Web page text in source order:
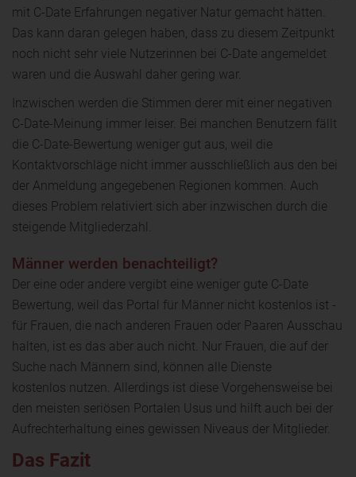
mit C-Date Erfahrungen negativer Natur gemacht hätten.
Das kann daran gelegen haben, dass zu diesem Zeitpunkt
noch nicht sehr viele Nutzerinnen bei C-Date angemeldet
waren und die Auswahl daher gering war.
Inzwischen werden die Stimmen derer mit einer negativen
C-Date-Meinung immer leiser. Bei manchen Benutzern fällt
die C-Date-Bewertung weniger gut aus, weil die
Kontaktvorschläge nicht immer ausschließlich aus den bei
der Anmeldung angegebenen Regionen kommen. Auch
dieses Problem relativiert sich aber inzwischen durch die
steigende Mitgliederzahl.
Männer werden benachteiligt?
Der eine oder andere vergibt eine weniger gute C-Date
Bewertung, weil das Portal für Männer nicht kostenlos ist -
für Frauen, die nach anderen Frauen oder Paaren Ausschau
halten, ist es das aber auch nicht. Nur Frauen, die auf der
Suche nach Männern sind, können alle Dienste
kostenlos nutzen. Allerdings ist diese Vorgehensweise bei
den meisten seriösen Portalen Usus und hilft auch bei der
Aufrechterhaltung eines gewissen Niveaus der Mitglieder.
Das Fazit